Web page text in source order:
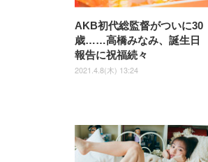
AKB初代総監督がついに30
歳……高橋みなみ、誕生日
報告に祝福続々
2021.4.8(木) 13:24